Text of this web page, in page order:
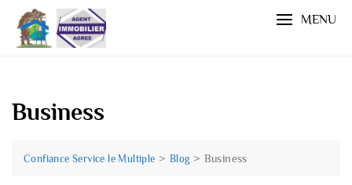
MENU
Business
Confiance Service le Multiple > Blog > Business